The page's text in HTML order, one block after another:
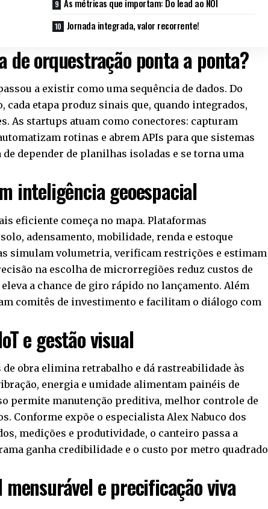
As métricas que importam: Do lead ao NOI
Jornada integrada, valor recorrente!
de orquestração ponta a ponta?
a existir como uma sequência de dados. Do
cada etapa produz sinais que, quando integrados,
As startups atuam como conectores: capturam
rotinas e abrem APIs para que sistemas
depender de planilhas isoladas e se torna uma
inteligência geoespacial
eficiente começa no mapa. Plataformas
adensamento, mobilidade, renda e estoque
simulam volumetria, verificam restrições e estimam
na escolha de microrregiões reduz custos de
a chance de giro rápido no lançamento. Além
comitês de investimento e facilitam o diálogo com
e gestão visual
obra elimina retrabalho e dá rastreabilidade às
energia e umidade alimentam painéis de
permite manutenção preditiva, melhor controle de
Conforme expõe o especialista Alex Nabuco dos
medições e produtividade, o canteiro passa a
ganha credibilidade e o custo por metro quadrado
e precificação viva